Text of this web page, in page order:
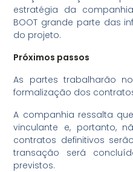
estratégia da
BOOT grande parte das
do projeto.
Próximos passos
As partes trabalharão
formalização dos
A companhia ressalta
vinculante e, portanto,
contratos definitivos
transação será
previstos.